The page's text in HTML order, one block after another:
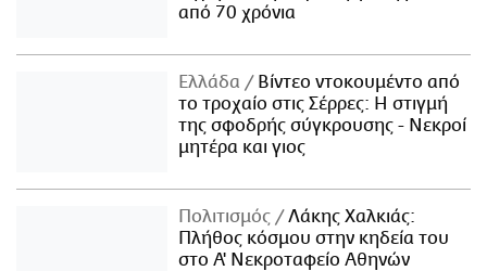
από 70 χρόνια
Ελλάδα
Βίντεο ντοκουμέντο από
το τροχαίο στις Σέρρες: Η στιγμή
της σφοδρής σύγκρουσης - Νεκροί
μητέρα και γιος
Πολιτισμός
Λάκης Χαλκιάς:
Πλήθος κόσμου στην κηδεία του
στο Α' Νεκροταφείο Αθηνών